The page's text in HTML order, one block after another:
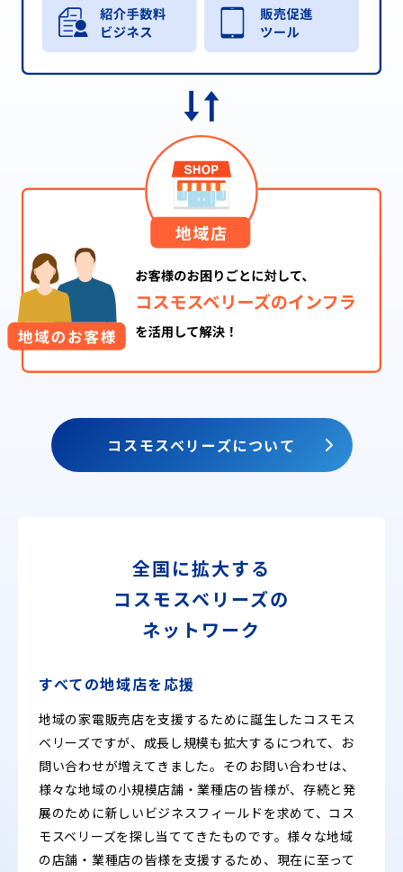
コスモスベリーズについて
全国に拡大する
コスモスベリーズの
ネットワーク
すべての地域店を応援
地域の家電販売店を支援するために誕生したコスモス
ベリーズですが、成長し規模も拡大するにつれて、お
問い合わせが増えてきました。そのお問い合わせは、
様々な地域の小規模店舗・業種店の皆様が、存続と発
展のために新しいビジネスフィールドを求めて、コス
モスベリーズを探し当ててきたものです。様々な地域
の店舗・業種店の皆様を支援するため、現在に至って